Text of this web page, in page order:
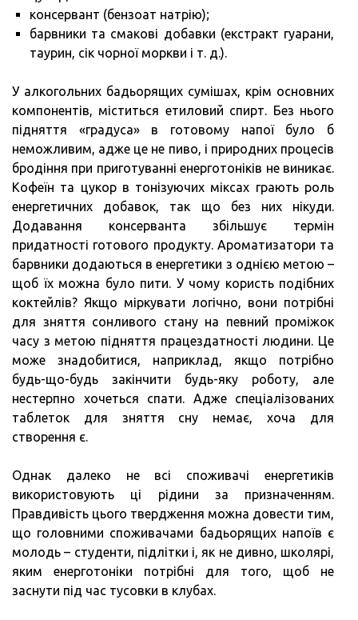
консервант (бензоат натрію);
барвники та смакові добавки (екстракт гуарани,
таурин, сік чорної моркви і т. д.).
У алкогольних бадьорящих сумішах, крім основних
компонентів, міститься етиловий спирт. Без нього
підняття «градуса» в готовому напої було б
неможливим, адже це не пиво, і природних процесів
бродіння при приготуванні енерготоніків не виникає.
Кофеїн та цукор в тонізуючих міксах грають роль
енергетичних добавок, так що без них нікуди.
Додавання консерванта збільшує термін
придатності готового продукту. Ароматизатори та
барвники додаються в енергетики з однією метою –
щоб їх можна було пити. У чому користь подібних
коктейлів? Якщо міркувати логічно, вони потрібні
для зняття сонливого стану на певний проміжок
часу з метою підняття працездатності людини. Це
може знадобитися, наприклад, якщо потрібно
будь-що-будь закінчити будь-яку роботу, але
нестерпно хочеться спати. Адже спеціалізованих
таблеток для зняття сну немає, хоча для
створення є.
Однак далеко не всі споживачі енергетиків
використовують ці рідини за призначенням.
Правдивість цього твердження можна довести тим,
що головними споживачами бадьорящих напоїв є
молодь – студенти, підлітки і, як не дивно, школярі,
яким енерготоніки потрібні для того, щоб не
заснути під час тусовки в клубах.